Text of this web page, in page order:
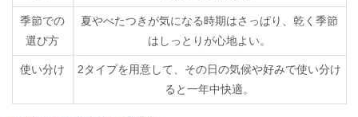
季節での
選び方
夏やべたつきが気になる時期はさっぱり、乾く季節
はしっとりが心地よい。
使い分け
2タイプを用意して、その日の気候や好みで使い分け
ると一年中快適。